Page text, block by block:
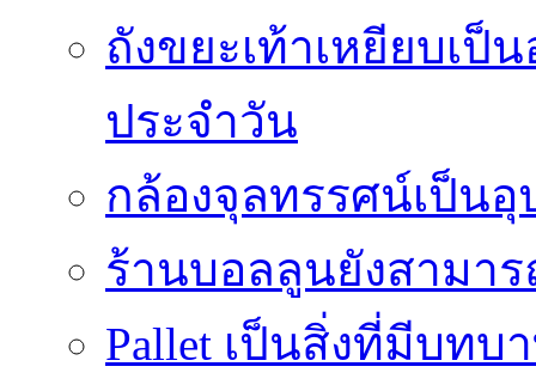
ถังขยะเท้าเหยียบเ
ประจำวัน
กล้องจุลทรรศน์เป็น
ร้านบอลลูนยังสามาร
Pallet เป็นสิ่งที่มีบท